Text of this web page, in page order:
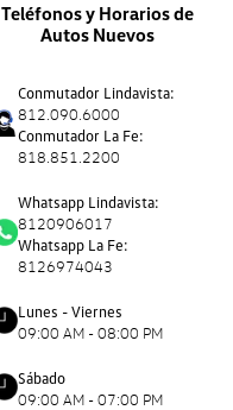
Teléfonos y Horarios de
Autos Nuevos
Conmutador Lindavista:
812.090.6000
Conmutador La Fe:
818.851.2200
Whatsapp Lindavista:
8120906017
Whatsapp La Fe:
8126974043
Lunes - Viernes
09:00 AM - 08:00 PM
Sábado
09:00 AM - 07:00 PM